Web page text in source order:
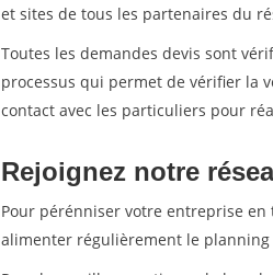
et sites de tous les partenaires du
Toutes les demandes devis sont
processus qui permet de vérifier la
contact avec les particuliers pour
Rejoignez notre
Pour pérénniser votre entreprise
alimenter régulièrement le